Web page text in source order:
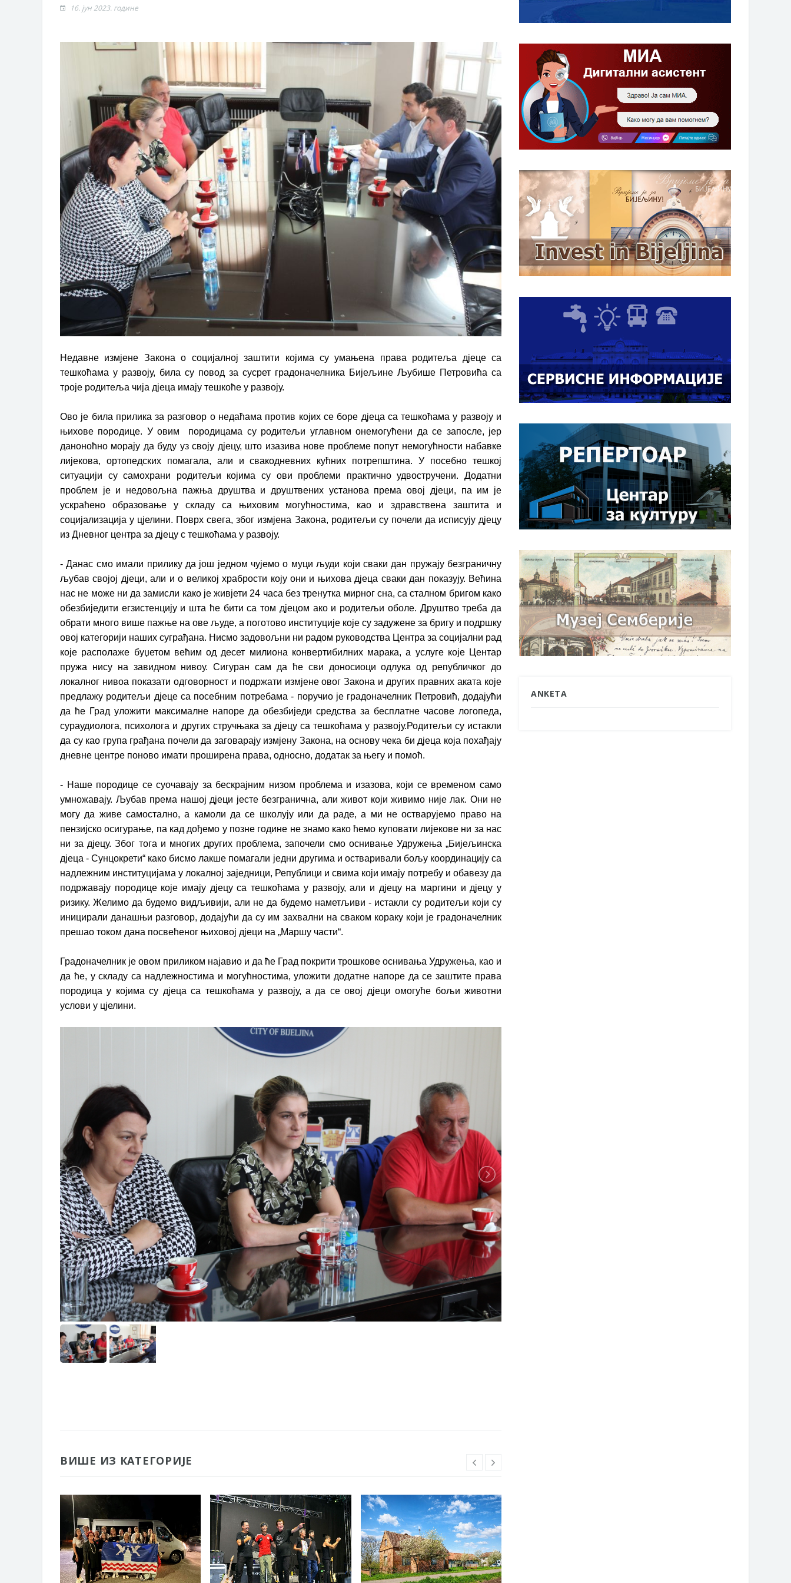
Обрасци захтјева за регресирано гориво доступни од 13. марта до 15. новембра
Обавјештење за предузетника - Вера Ујић
16. јун 2023. године
Недавне измјене Закона о социјалној заштити којима су умањена права родитеља дјеце са
тешкоћама у развоју, била су повод за сусрет градоначелника Бијељине Љубише Петровића са
троје родитеља чија дјеца имају тешкоће у развоју.
Ово је била прилика за разговор о недаћама против којих се боре дјеца са тешкоћама у развоју и
њихове породице. У овим породицама су родитељи углавном онемогућени да се запосле, јер
даноноћно морају да буду уз своју дјецу, што изазива нове проблеме попут немогућности набавке
лијекова, ортопедских помагала, али и свакодневних кућних потрепштина. У посебно тешкој
ситуацији су самохрани родитељи којима су ови проблеми практично удвостручени. Додатни
проблем је и недовољна пажња друштва и друштвених установа према овој дјеци, па им је
ускраћено образовање у складу са њиховим могућностима, као и здравствена заштита и
социјализација у цјелини. Поврх свега, због измјена Закона, родитељи су почели да исписују дјецу
из Дневног центра за дјецу с тешкоћама у развоју.
- Данас смо имали прилику да још једном чујемо о муци људи који сваки дан пружају безграничну
љубав својој дјеци, али и о великој храбрости коју они и њихова дјеца сваки дан показују. Већина
нас не може ни да замисли како је живјети 24 часа без тренутка мирног сна, са сталном бригом како
обезбиједити егзистенцију и шта ће бити са том дјецом ако и родитељи оболе. Друштво треба да
обрати много више пажње на ове људе, а поготово институције које су задужене за бригу и подршку
овој категорији наших суграђана. Нисмо задовољни ни радом руководства Центра за социјални рад
које располаже буџетом већим од десет милиона конвертибилних марака, а услуге које Центар
пружа нису на завидном нивоу. Сигуран сам да ће сви доносиоци одлука од републичког до
локалног нивоа показати одговорност и подржати измјене овог Закона и других правних аката које
предлажу родитељи дјеце са посебним потребама - поручио је градоначелник Петровић, додајући
да ће Град уложити максималне напоре да обезбиједи средства за бесплатне часове логопеда,
сураудиолога, психолога и других стручњака за дјецу са тешкоћама у развоју.Родитељи су истакли
да су као група грађана почели да заговарају измјену Закона, на основу чека би дјеца која похађају
дневне центре поново имати проширена права, односно, додатак за његу и помоћ.
- Наше породице се суочавају за бескрајним низом проблема и изазова, који се временом само
умножавају. Љубав према нашој дјеци јесте безгранична, али живот који живимо није лак. Они не
могу да живе самостално, а камоли да се школују или да раде, а ми не остварујемо право на
пензијско осигурање, па кад дођемо у позне године не знамо како ћемо куповати лијекове ни за нас
ни за дјецу. Због тога и многих других проблема, започели смо оснивање Удружења „Бијељинска
дјеца - Сунцокрети“ како бисмо лакше помагали једни другима и остваривали бољу координацију са
надлежним институцијама у локалној заједници, Републици и свима који имају потребу и обавезу да
подржавају породице које имају дјецу са тешкоћама у развоју, али и дјецу на маргини и дјецу у
ризику. Желимо да будемо видљивији, али не да будемо наметљиви - истaкли су родитељи који су
иницирали данашњи разговор, додајући да су им захвални на сваком кораку који је градоначелник
прешао током дана посвећеног њиховој дјеци на „Маршу части“.
Градоначелник је овом приликом најавио и да ће Град покрити трошкове оснивања Удружења, као и
да ће, у складу са надлежностима и могућностима, уложити додатне напоре да се заштите права
породица у којима су дјеца са тешкоћама у развоју, а да се овој дјеци омогуће бољи животни
услови у цјелини.
ВИШЕ ИЗ КАТЕГОРИЈЕ
ANKETA